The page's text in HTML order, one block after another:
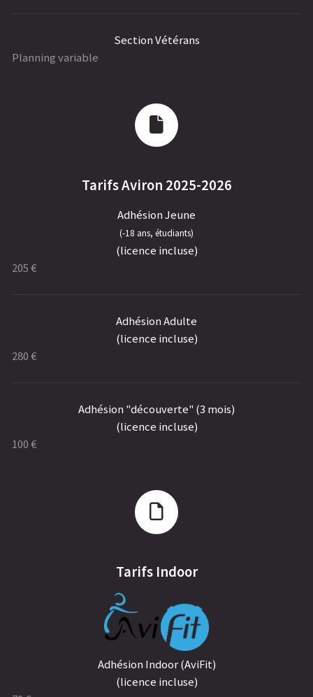
Section Vétérans
Planning variable
Tarifs Aviron 2025-2026
Adhésion Jeune
(-18 ans, étudiants)
(licence incluse)
205 €
Adhésion Adulte
(licence incluse)
280 €
Adhésion "découverte" (3 mois)
(licence incluse)
100 €
Tarifs Indoor
Adhésion Indoor (AviFit)
(licence incluse)